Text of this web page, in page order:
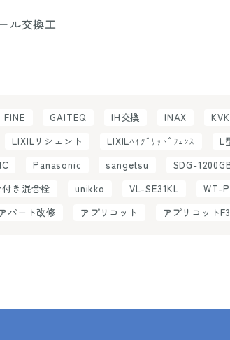
ル交換工
FINE GAITEQ IH交換 INAX
LIXILリシェント LIXILﾊｲｸﾞﾘｯﾄﾞﾌｪﾝｽ
L
Panasonic sangetsu SDG-
き混合栓 unikko VL-SE31KL WT-
パート改修 アプリコット アプリコット